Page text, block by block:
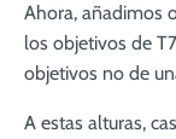
Ahora, añadimos
los objetivos de
objetivos no de
A estas alturas,